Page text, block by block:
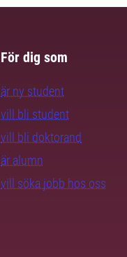
För dig som
är ny student
vill bli student
vill bli doktorand
är alumn
vill söka jobb hos oss